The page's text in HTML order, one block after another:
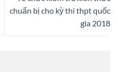
chuẩn bị cho kỳ thi thpt quốc
gia 2018